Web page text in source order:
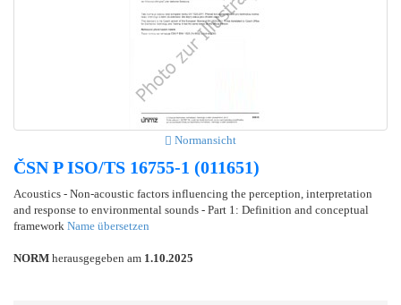
Normansicht
ČSN P ISO/TS 16755-1 (011651)
Acoustics - Non-acoustic factors influencing the perception, interpretation
and response to environmental sounds - Part 1: Definition and conceptual
framework Name übersetzen
NORM herausgegeben am 1.10.2025